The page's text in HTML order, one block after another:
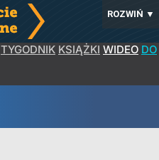
ROZWIŃ ▼
TYGODNIK KSIĄŻKI WIDEO DO